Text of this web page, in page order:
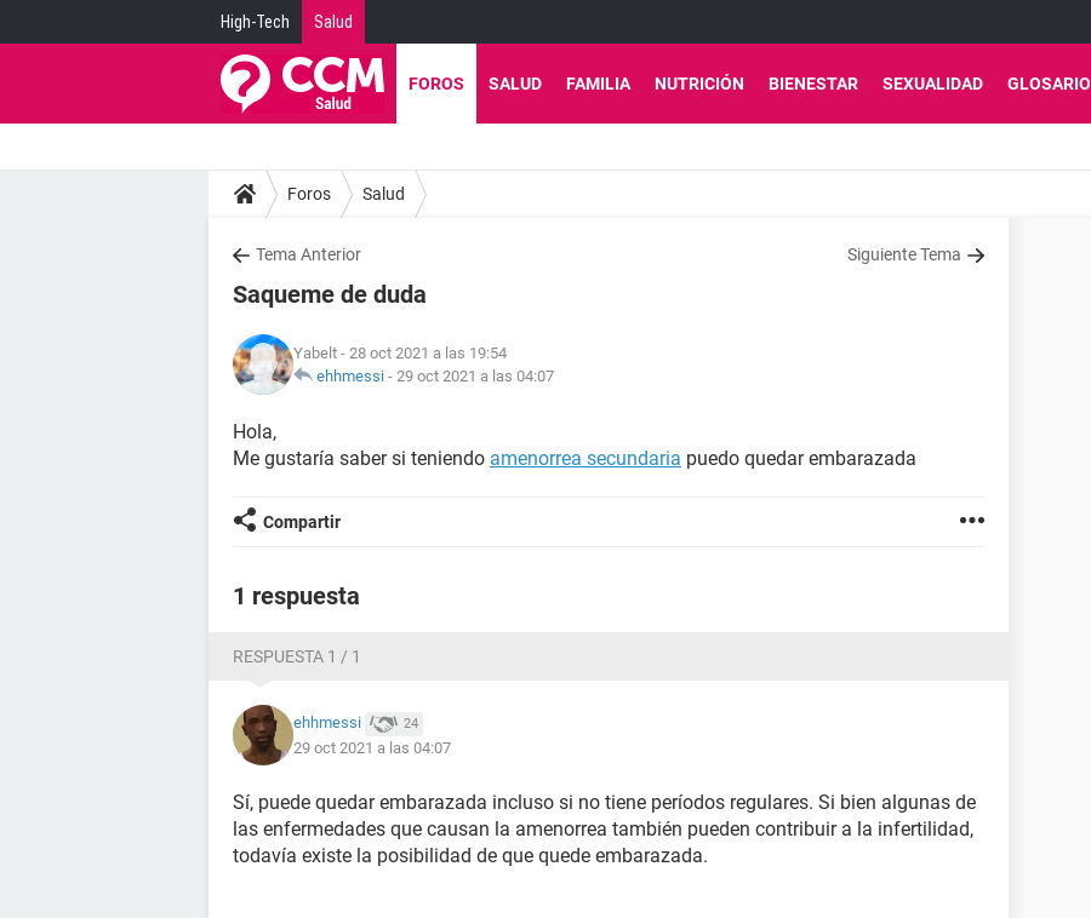
High-Tech Salud
FOROS SALUD FAMILIA NUTRICIÓN BIENESTAR SEXUALIDAD GLOSARIO
Foros Salud
Tema Anterior Siguiente Tema
Saqueme de duda
Yabelt - 28 oct 2021 a las 19:54
ehhmessi - 29 oct 2021 a las 04:07
Hola,
Me gustaría saber si teniendo amenorrea secundaria puedo quedar embarazada
Compartir
1 respuesta
RESPUESTA 1 / 1
ehhmessi 24
29 oct 2021 a las 04:07
Sí, puede quedar embarazada incluso si no tiene períodos regulares. Si bien algunas de
las enfermedades que causan la amenorrea también pueden contribuir a la infertilidad,
todavía existe la posibilidad de que quede embarazada.